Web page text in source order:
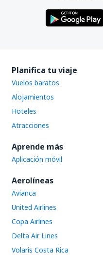
Planifica tu viaje
Vuelos baratos
Alojamientos
Hoteles
Atracciones
Aprende más
Aplicación móvil
Aerolíneas
Avianca
United Airlines
Copa Airlines
Delta Air Lines
Volaris Costa Rica